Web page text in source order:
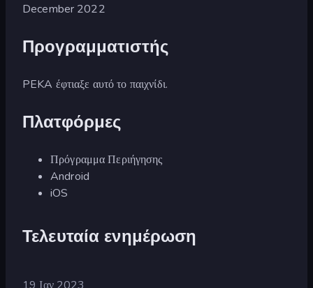
December 2022
Προγραμματιστής
PEKA έφτιαξε αυτό το παιχνίδι.
Πλατφόρμες
Πρόγραμμα Περιήγησης
Android
iOS
Τελευταία ενημέρωση